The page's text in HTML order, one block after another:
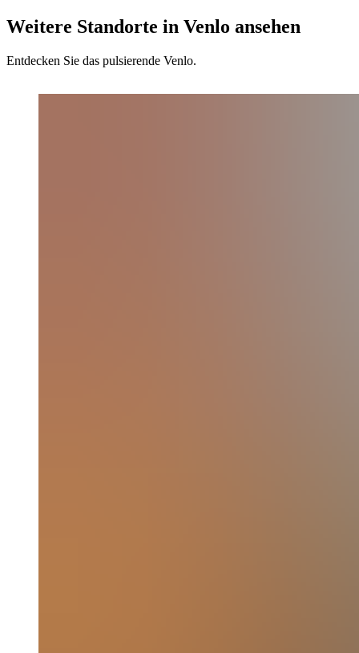
Weitere Standorte in Venlo ansehen
Entdecken Sie das pulsierende Venlo.